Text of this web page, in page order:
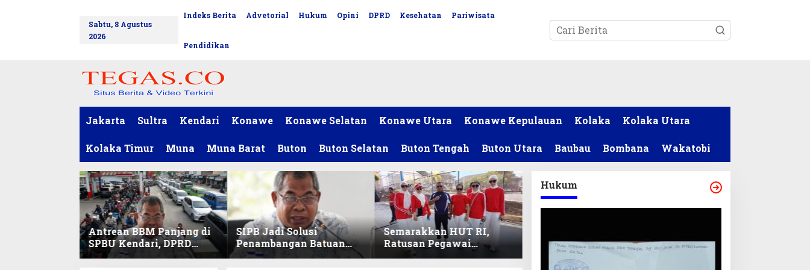
Sabtu, 8 Agustus
2026
Indeks Berita Advetorial Hukum Opini DPRD Kesehatan Pariwisata
Pendidikan
Jakarta Sultra Kendari Konawe Konawe Selatan Konawe Utara Konawe Kepulauan Kolaka Kolaka Utara
Kolaka Timur Muna Muna Barat Buton Buton Selatan Buton Tengah Buton Utara Baubau Bombana Wakatobi
Antrean BBM Panjang di
SPBU Kendari, DPRD
Sultra Duga Sistem
SIPB Jadi Solusi
Penambangan Batuan
Komoditas ex-Golongan
Semarakkan HUT RI,
Ratusan Pegawai
Sekretariat DPRD Sultra
Hukum